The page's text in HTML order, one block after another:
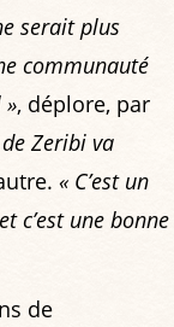
serait plus
communauté
», déplore, par
Zeribi va
« C’est un
et c’est une bonne
de